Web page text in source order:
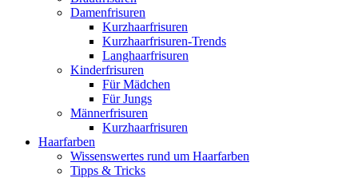
Damenfrisuren
Kurzhaarfrisuren
Kurzhaarfrisuren-Trends
Langhaarfrisuren
Kinderfrisuren
Für Mädchen
Für Jungs
Männerfrisuren
Kurzhaarfrisuren
Haarfarben
Wissenswertes rund um Haarfarben
Tipps & Tricks